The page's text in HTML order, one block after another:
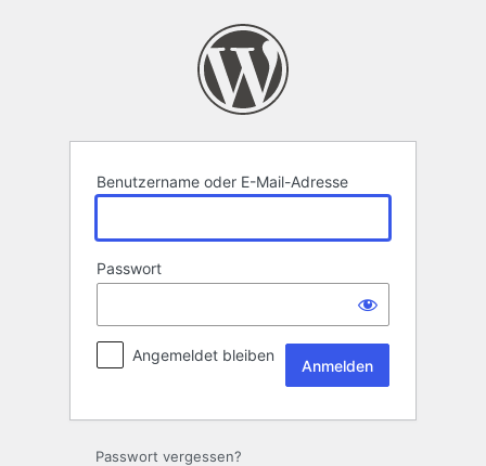
Benutzername oder E-Mail-Adresse
Passwort
Angemeldet bleiben
Passwort vergessen?